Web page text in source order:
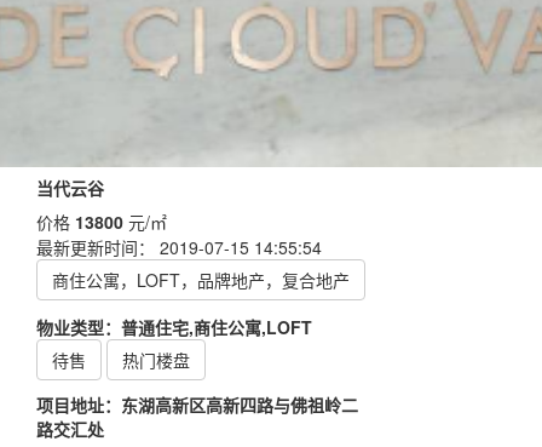
当代云谷
价格 13800 元/㎡
最新更新时间： 2019-07-15 14:55:54
商住公寓，LOFT，品牌地产，复合地产
物业类型：普通住宅,商住公寓,LOFT
待售
热门楼盘
项目地址：东湖高新区高新四路与佛祖岭二
路交汇处